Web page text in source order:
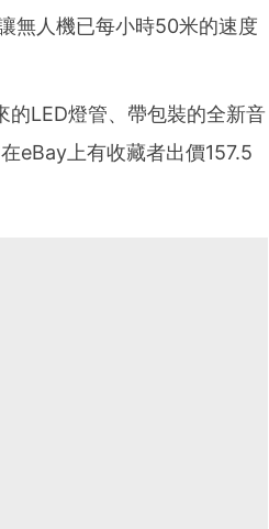
無人機已每小時50米的速度
LED燈管、帶包裝的全新音
eBay上有收藏者出價157.5